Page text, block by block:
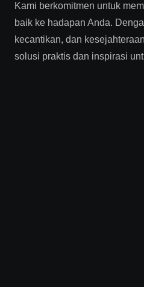
Kami berkomitmen untuk
baik ke hadapan Anda.
kecantikan, dan
solusi praktis dan inspirasi